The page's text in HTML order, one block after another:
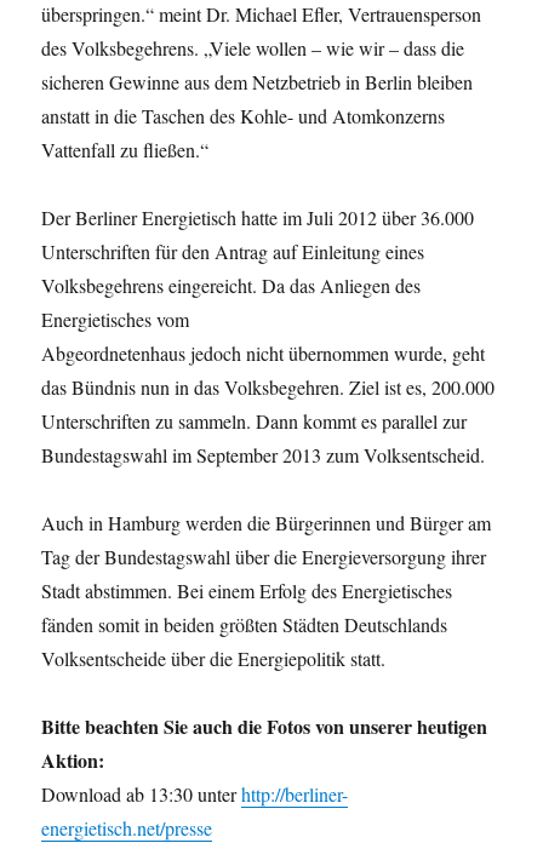
überspringen.“ meint Dr. Michael Efler, Vertrauensperson
des Volksbegehrens. „Viele wollen – wie wir – dass die
sicheren Gewinne aus dem Netzbetrieb in Berlin bleiben
anstatt in die Taschen des Kohle- und Atomkonzerns
Vattenfall zu fließen.“
Der Berliner Energietisch hatte im Juli 2012 über 36.000
Unterschriften für den Antrag auf Einleitung eines
Volksbegehrens eingereicht. Da das Anliegen des
Energietisches vom
Abgeordnetenhaus jedoch nicht übernommen wurde, geht
das Bündnis nun in das Volksbegehren. Ziel ist es, 200.000
Unterschriften zu sammeln. Dann kommt es parallel zur
Bundestagswahl im September 2013 zum Volksentscheid.
Auch in Hamburg werden die Bürgerinnen und Bürger am
Tag der Bundestagswahl über die Energieversorgung ihrer
Stadt abstimmen. Bei einem Erfolg des Energietisches
fänden somit in beiden größten Städten Deutschlands
Volksentscheide über die Energiepolitik statt.
Bitte beachten Sie auch die Fotos von unserer heutigen
Aktion:
Download ab 13:30 unterhttp://berliner-
energietisch.net/presse